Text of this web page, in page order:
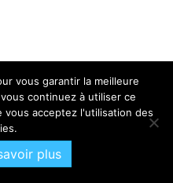
vous garantir la meilleure
continuez à utiliser ce
acceptez l'utilisation des
plus